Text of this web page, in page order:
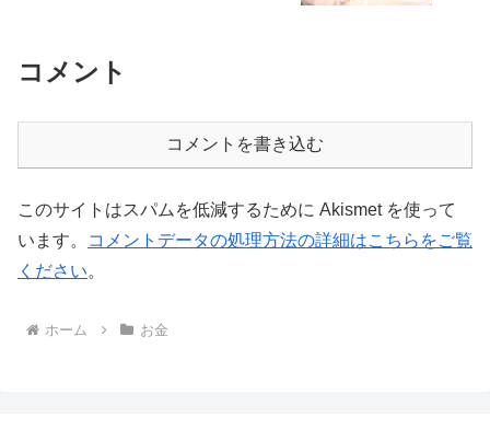
コメント
コメントを書き込む
このサイトはスパムを低減するために Akismet を使って
います。
コメントデータの処理方法の詳細はこちらをご覧
ください。
ホーム お金